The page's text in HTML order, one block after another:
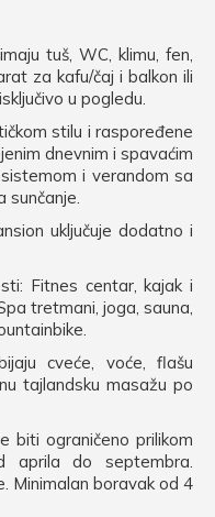
tuš, WC, klimu, fen,
za kafu/čaj i balkon ili
u pogledu.
stilu i raspoređene
dnevnim i spavaćim
i verandom sa
sunčanje.
uključuje dodatno i
Fitnes centar, kajak i
tretmani, joga, sauna,
cveće, voće, flašu
tajlandsku masažu po
biti ograničeno prilikom
aprila do septembra.
Minimalan boravak od 4